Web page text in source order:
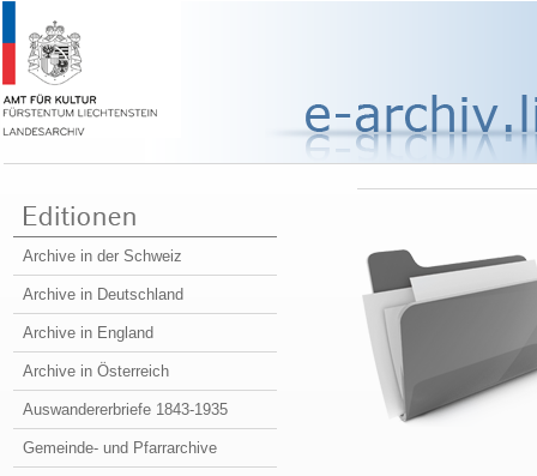
Archive in der Schweiz
Archive in Deutschland
Archive in England
Archive in Österreich
Auswandererbriefe 1843-1935
Gemeinde- und Pfarrarchive